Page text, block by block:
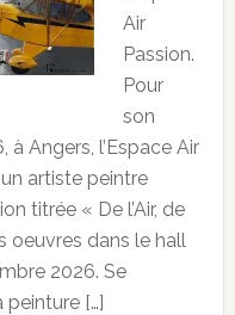
Air
Passion.
Pour
son
Angers, l’Espace Air
un artiste peintre
titrée « De l’Air, de
oeuvres dans le hall
2026. Se
[…]